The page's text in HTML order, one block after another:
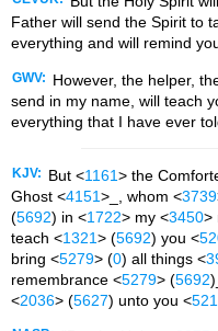
Father will send the Spirit to
everything and will remind
GWV:
However, the helper,
send in my name, will teach
everything that I have ever
KJV: But <1161> the
Ghost <4151>_, whom <3739
(5692) in <1722> my <3450>
teach <1321> (5692) you <
bring <5279> (0) all things <
remembrance <5279> (5692
<2036> (5627) unto you <